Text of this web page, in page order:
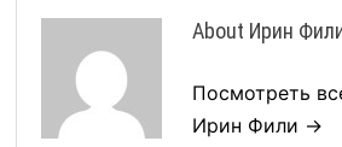
About Ирин
Посмотреть
Ирин Фили →